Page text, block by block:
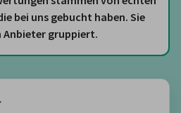
bei uns gebucht haben. Sie
Anbieter gruppiert.